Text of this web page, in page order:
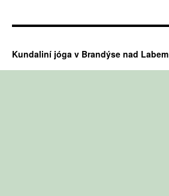
Kundaliní jóga v Brandýse nad Labem